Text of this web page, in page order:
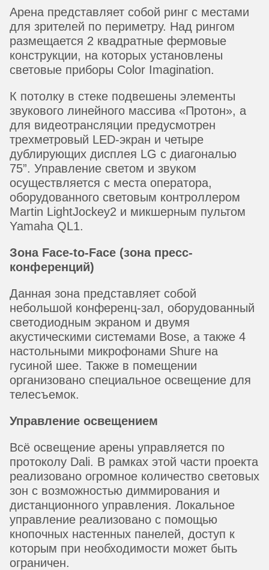
Арена представляет собой ринг с местами
для зрителей по периметру. Над рингом
размещается 2 квадратные фермовые
конструкции, на которых установлены
световые приборы Color Imagination.
К потолку в стеке подвешены элементы
звукового линейного массива «Протон», а
для видеотрансляции предусмотрен
трехметровый LED-экран и четыре
дублирующих дисплея LG с диагональю
75”. Управление светом и звуком
осуществляется с места оператора,
оборудованного световым контроллером
Martin LightJockey2 и микшерным пультом
Yamaha QL1.
Зона Face-to-Face (зона пресс-
конференций)
Данная зона представляет собой
небольшой конференц-зал, оборудованный
светодиодным экраном и двумя
акустическими системами Bose, а также 4
настольными микрофонами Shure на
гусиной шее. Также в помещении
организовано специальное освещение для
телесъемок.
Управление освещением
Всё освещение арены управляется по
протоколу Dali. В рамках этой части проекта
реализовано огромное количество световых
зон с возможностью диммирования и
дистанционного управления. Локальное
управление реализовано с помощью
кнопочных настенных панелей, доступ к
которым при необходимости может быть
ограничен.